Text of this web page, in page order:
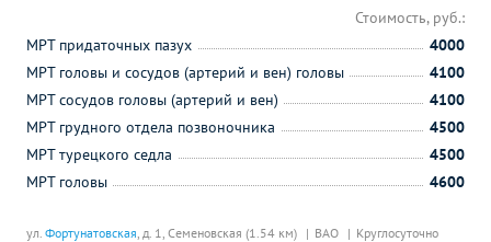
ул. Фортунатовская, д. 1, Семеновская (1.54 км) ВАО Круглосуточно
Стоимость, руб.:
МРТ придаточных пазух
4000
МРТ головы и сосудов (артерий и вен) головы
4100
МРТ сосудов головы (артерий и вен)
4100
МРТ грудного отдела позвоночника
4500
МРТ турецкого седла
4500
МРТ головы
4600